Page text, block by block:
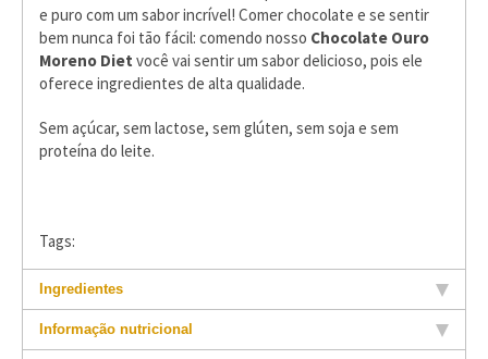
e puro com um sabor incrível! Comer chocolate e se sentir
bem nunca foi tão fácil: comendo nosso Chocolate Ouro
Moreno Diet você vai sentir um sabor delicioso, pois ele
oferece ingredientes de alta qualidade.
Sem açúcar, sem lactose, sem glúten, sem soja e sem
proteína do leite.
Tags:
Ingredientes
Informação nutricional